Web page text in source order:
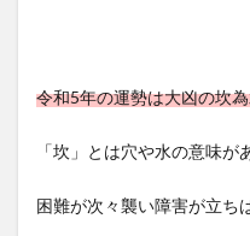
令和5年の運勢は大凶の坎
「坎」とは穴や水の意味が
困難が次々襲い障害が立ち